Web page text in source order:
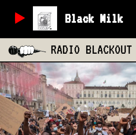
Black Milk
RADIO BLACKOUT